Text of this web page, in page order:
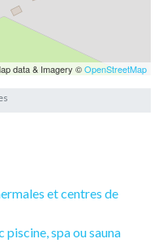
data & Imagery ©OpenStreetMap
et centres de
piscine, spa ou sauna